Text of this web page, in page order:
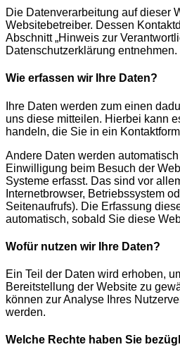
Die Datenverarbeitung auf dieser
Websitebetreiber. Dessen
Abschnitt „Hinweis zur
Datenschutzerklärung entnehmen.
Wie erfassen wir Ihre Daten?
Ihre Daten werden zum einen
uns diese mitteilen. Hierbei kann
handeln, die Sie in ein
Andere Daten werden
Einwilligung beim Besuch der
Systeme erfasst. Das sind vor
Internetbrowser, Betriebssystem
Seitenaufrufs). Die Erfassung
automatisch, sobald Sie diese
Wofür nutzen wir Ihre Daten?
Ein Teil der Daten wird erhoben,
Bereitstellung der Website zu
können zur Analyse Ihres
werden.
Welche Rechte haben Sie